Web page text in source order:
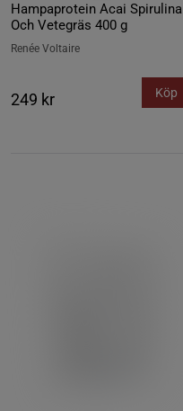
Hampaprotein Acai Spirulina
Och Vetegräs 400 g
Renée Voltaire
249 kr Köp